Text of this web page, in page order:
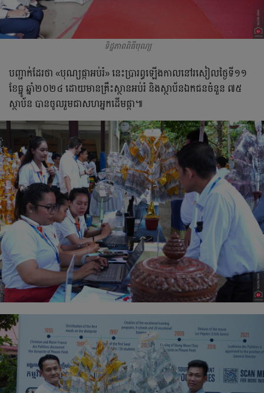
ទិដ្ឋភាពពិធីបុណ្យ
បញ្ជាក់​ដែរ​ថា​ «បុណ្យ​ផ្កា​អប់រំ»​ នេះ​ប្រារព្ធ​ឡើង​កាល​នៅ​រសៀល​ថ្ងៃ​ទី១១​
ខែ​ធ្នូ​ ឆ្នាំ​២០២៤​ ដោយ​មាន​គ្រឹះស្ថាន​អប់រំ​ និង​ស្ថាប័ន​ឯកជន​ចំនួន​ ៧៥​
ស្ថាប័ន​ បាន​ចូលរួម​ជា​សហអ្នក​ដើមផ្កា៕​